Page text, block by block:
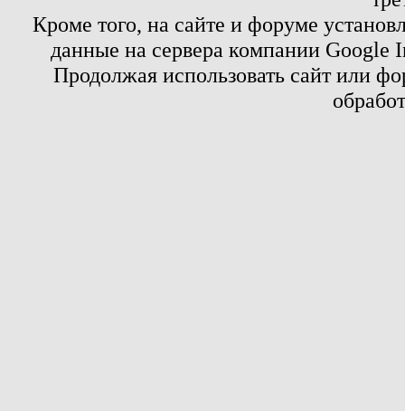
Кроме того, на сайте и форуме
данные на сервера компании
Продолжая использовать сайт или